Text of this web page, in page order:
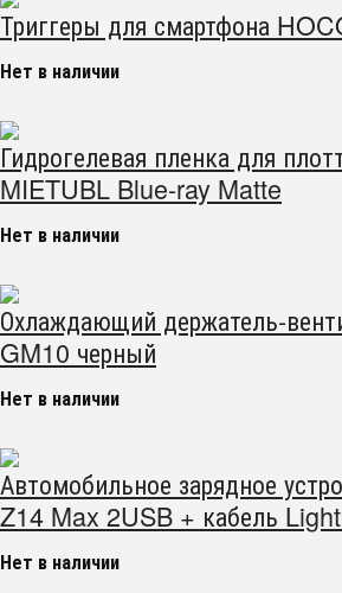
Триггеры для смартфона
Нет в наличии
Гидрогелевая пленка для
MIETUBL Blue-ray Matte
Нет в наличии
Охлаждающий держатель-
GM10 черный
Нет в наличии
Автомобильное зарядное
Z14 Max 2USB + кабель
Нет в наличии